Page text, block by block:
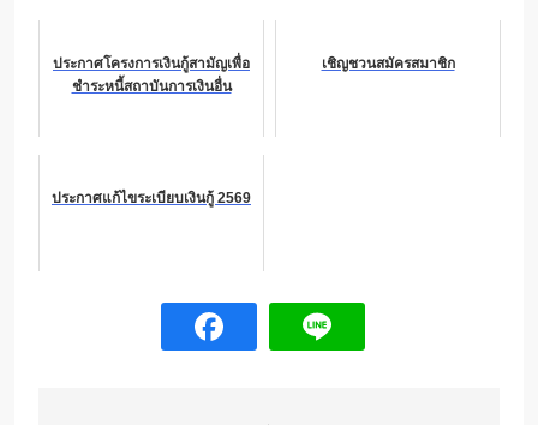
ประกาศโครงการเงินกู้สามัญเพื่อ
ชำระหนี้สถาบันการเงินอื่น
เชิญชวนสมัครสมาชิก
ประกาศแก้ไขระเบียบเงินกู้ 2569